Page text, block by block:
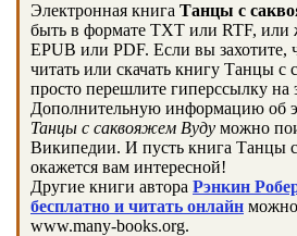
Электронная книга Танцы с
быть в формате TXT или RTF, или
EPUB или PDF. Если вы захотите,
читать или скачать книгу Танцы с
просто перешлите гиперссылку на
Дополнительную информацию об
Танцы с саквояжем Вуду можно
Википедии. И пусть книга Танцы
окажется вам интересной!
Другие книги автора Рэнкин
бесплатно и читать онлайн можно
www.many-books.org.